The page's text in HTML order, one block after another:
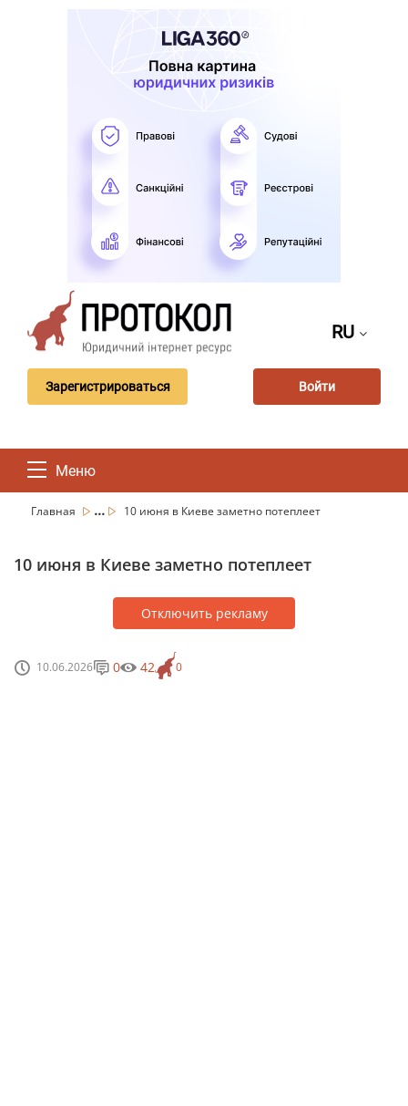
RU
Зарегистрироваться Войти
Меню
Главная ... 10 июня в Киеве заметно потеплеет
10 июня в Киеве заметно потеплеет
Отключить рекламу
10.06.2026 0
0 42